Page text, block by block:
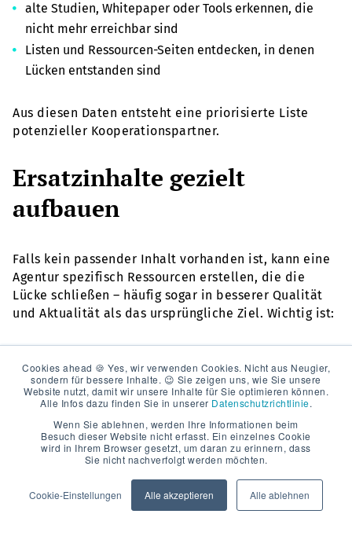
Cookies ahead 🍪 Yes, wir verwenden Cookies. Nicht aus Neugier,
sondern für bessere Inhalte. 😉 Sie zeigen uns, wie Sie unsere
Website nutzt, damit wir unsere Inhalte für Sie optimieren können.
Alle Infos dazu finden Sie in unserer Datenschutzrichtlinie.
Wenn Sie ablehnen, werden Ihre Informationen beim
Besuch dieser Website nicht erfasst. Ein einzelnes Cookie
wird in Ihrem Browser gesetzt, um daran zu erinnern, dass
Sie nicht nachverfolgt werden möchten.
Cookie-Einstellungen Alle akzeptieren Alle ablehnen
alte Studien, Whitepaper oder Tools erkennen, die
nicht mehr erreichbar sind
Listen und Ressourcen-Seiten entdecken, in denen
Lücken entstanden sind
Aus diesen Daten entsteht eine priorisierte Liste
potenzieller Kooperationspartner.
Ersatzinhalte gezielt
aufbauen
Falls kein passender Inhalt vorhanden ist, kann eine
Agentur spezifisch Ressourcen erstellen, die die
Lücke schließen – häufig sogar in besserer Qualität
und Aktualität als das ursprüngliche Ziel. Wichtig ist:
Klare Struktur und Mehrwert für die Leserschaft
Saubere technische Umsetzung mit schneller Ladezeit
und responsivem Design
So wird das Angebot an den Website-Betreiber zum
echten Service: ein defekter Link wird durch eine
hochwertige Alternative ersetzt.